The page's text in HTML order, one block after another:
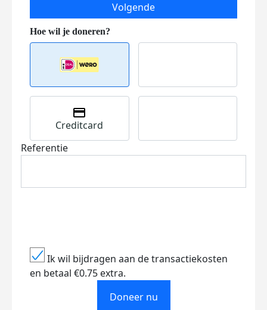
Volgende
Creditcard
Referentie
Ik wil bijdragen aan de transactiekosten
en betaal €0.75 extra.
Doneer nu